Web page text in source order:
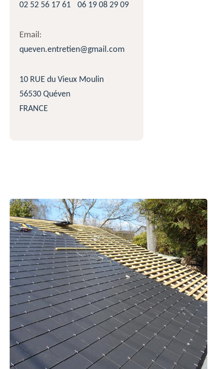
02 52 56 17 61
06 19 08 29 09
Email:
queven.entretien@gmail.com
10 RUE du Vieux Moulin
56530 Quéven
FRANCE